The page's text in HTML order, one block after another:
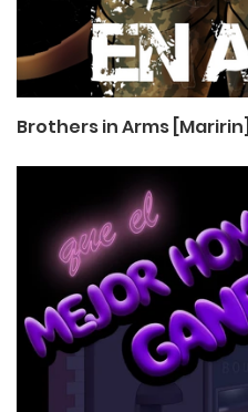
Brothers in Arms [Maririn]